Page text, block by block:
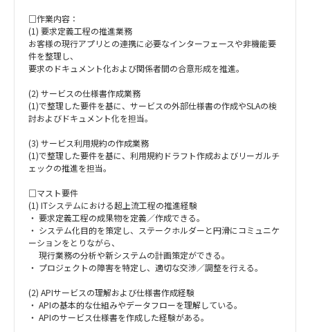
□作業内容：
(1) 要求定義工程の推進業務
お客様の現行アプリとの連携に必要なインターフェースや非機能要
件を整理し、
要求のドキュメント化および関係者間の合意形成を推進。
(2) サービスの仕様書作成業務
(1)で整理した要件を基に、サービスの外部仕様書の作成やSLAの検
討およびドキュメント化を担当。
(3) サービス利用規約の作成業務
(1)で整理した要件を基に、利用規約ドラフト作成およびリーガルチ
ェックの推進を担当。
□マスト要件
(1) ITシステムにおける超上流工程の推進経験
・ 要求定義工程の成果物を定義／作成できる。
・ システム化目的を策定し、ステークホルダーと円滑にコミュニケ
ーションをとりながら、
現行業務の分析や新システムの計画策定ができる。
・ プロジェクトの障害を特定し、適切な交渉／調整を行える。
(2) APIサービスの理解および仕様書作成経験
・ APIの基本的な仕組みやデータフローを理解している。
・ APIのサービス仕様書を作成した経験がある。